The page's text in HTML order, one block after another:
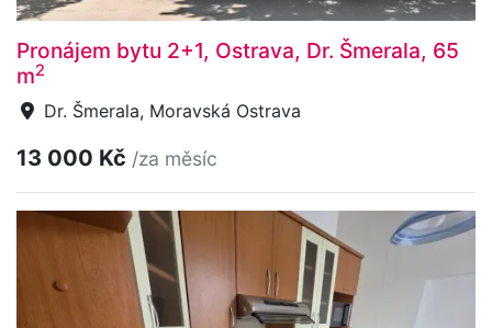
Pronájem bytu 2+1, Ostrava, Dr. Šmerala, 65
m2
Dr. Šmerala, Moravská Ostrava
13 000 Kč /za měsíc